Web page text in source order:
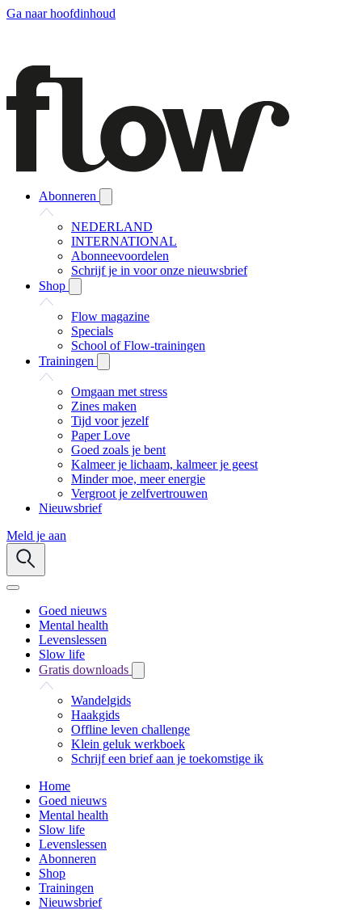
Ga naar hoofdinhoud
Abonneren
NEDERLAND
INTERNATIONAL
Abonneevoordelen
Schrijf je in voor onze nieuwsbrief
Shop
Flow magazine
Specials
School of Flow-trainingen
Trainingen
Omgaan met stress
Zines maken
Tijd voor jezelf
Paper Love
Goed zoals je bent
Kalmeer je lichaam, kalmeer je geest
Minder moe, meer energie
Vergroot je zelfvertrouwen
Nieuwsbrief
Meld je aan
Goed nieuws
Mental health
Levenslessen
Slow life
Gratis downloads
Wandelgids
Haakgids
Offline leven challenge
Klein geluk werkboek
Schrijf een brief aan je toekomstige ik
Home
Goed nieuws
Mental health
Slow life
Levenslessen
Abonneren
Shop
Trainingen
Nieuwsbrief